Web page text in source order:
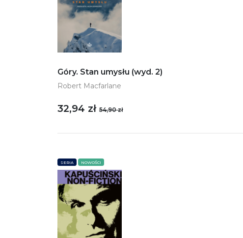
Góry. Stan umysłu (wyd. 2)
Robert Macfarlane
32,94 zł 54,90 zł
SERIA NOWOŚCI